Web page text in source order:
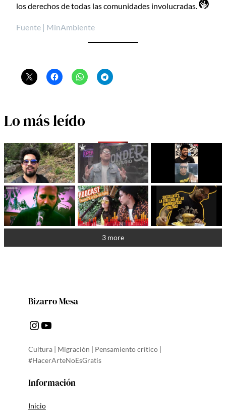
los derechos de todas las comunidades involucradas.
Fuente | MinAmbiente
Lo más leído
3 more
Bizarro Mesa
Instagram YouTube
Cultura | Migración | Pensamiento crítico |
#HacerArteNoEsGratis
Información
Inicio